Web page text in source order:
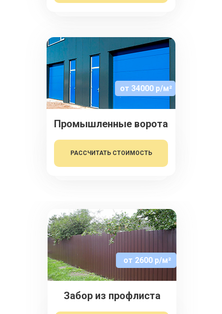
Промышленные ворота
от 34000 р/м²
РАССЧИТАТЬ СТОИМОСТЬ
Забор из профлиста
от 2600 р/м²